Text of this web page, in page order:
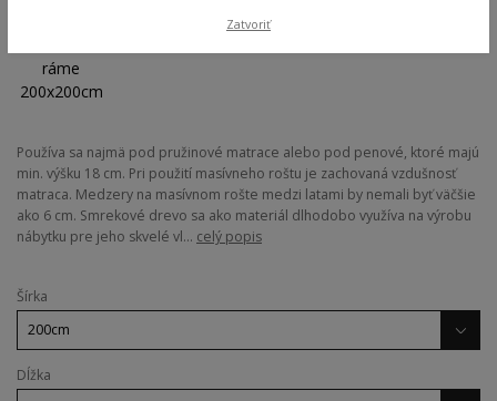
Používa sa najmä pod pružinové matrace alebo pod penové, ktoré majú
min. výšku 18 cm. Pri použití masívneho roštu je zachovaná vzdušnosť
matraca. Medzery na masívnom rošte medzi latami by nemali byť väčšie
ako 6 cm. Smrekové drevo sa ako materiál dlhodobo využíva na výrobu
nábytku pre jeho skvelé vl... celý popis
Šírka
Dĺžka
Zatvoriť